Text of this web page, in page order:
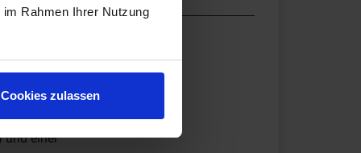
Rahmen Ihrer Nutzung
Cookies zulassen
des
und einer